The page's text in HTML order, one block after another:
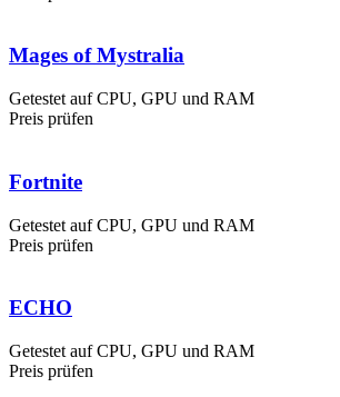
Mages of Mystralia
Getestet auf CPU, GPU und RAM
Preis prüfen
Fortnite
Getestet auf CPU, GPU und RAM
Preis prüfen
ECHO
Getestet auf CPU, GPU und RAM
Preis prüfen